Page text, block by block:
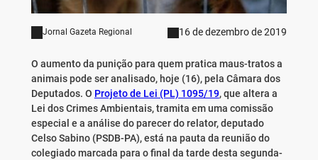
Jornal Gazeta Regional 16 de dezembro de 2019
O aumento da punição para quem pratica maus-tratos a
animais pode ser analisado, hoje (16), pela Câmara dos
Deputados. O Projeto de Lei (PL) 1095/19, que altera a
Lei dos Crimes Ambientais, tramita em uma comissão
especial e a análise do parecer do relator, deputado
Celso Sabino (PSDB-PA), está na pauta da reunião do
colegiado marcada para o final da tarde desta segunda-